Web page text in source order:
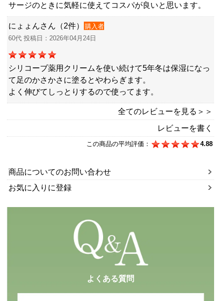
サージのときに気軽に使えてコスパが良いと思います。
にょょんさん（2件）
購入者
60代 投稿日：2026年04月24日
シリコーブ薬用クリームを使い続けて5年冬は保湿になっ
て足のかさかさに塗るとやわらぎます。
よく伸びてしっとりするので使ってます。
全てのレビューを見る＞＞
レビューを書く
この商品の平均評価： 4.88
商品についてのお問い合わせ
お気に入りに登録
よくある質問